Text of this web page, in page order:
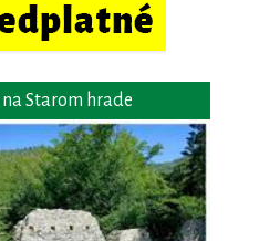
Starom hrade